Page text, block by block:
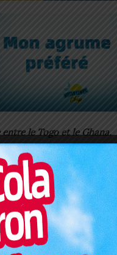
le Togo et le Ghana.
lancé le 09
en 2023, qui instaure
internet entre les deux
de communiquer à
de profiter de services